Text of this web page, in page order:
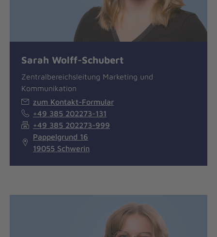
Sarah Wolff-Schubert
Zentralbereichsleitung Marketing und
Kommunikation
zum Kontakt-Formular
+49 385 202273-131
+49 385 202273-999
Pappelgrund 16
19055 Schwerin